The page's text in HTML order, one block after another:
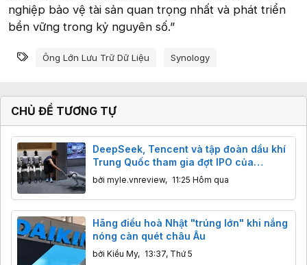
nghiệp bảo vệ tài sản quan trọng nhất và phát triển
bền vững trong kỷ nguyên số.”
Từ khóa
Ông Lớn Lưu Trữ Dữ Liệu Synology
CHỦ ĐỀ TƯƠNG TỰ
DeepSeek, Tencent và tập đoàn dầu khí
Trung Quốc tham gia đợt IPO của
Unitree
bởi myle.vnreview, 11:25 Hôm qua
Hãng điều hoà Nhật "trúng lớn" khi nắng
nóng càn quét châu Âu
bởi Kiều My, 13:37, Thứ 5